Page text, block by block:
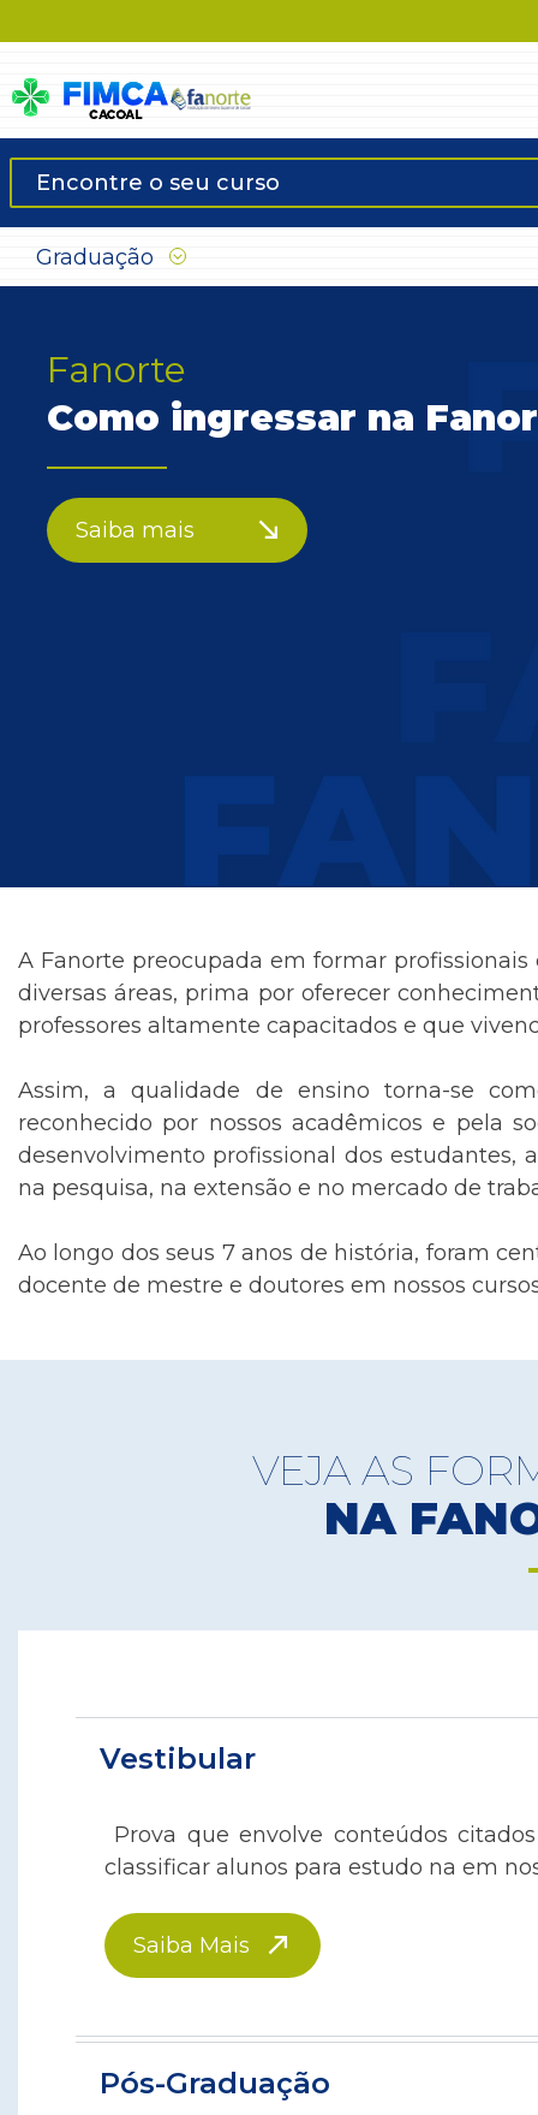
Graduação
Fanorte
Como ingressar na
Saiba mais
A Fanorte preocupada em formar
diversas áreas, prima por oferecer
professores altamente capacitados e que
Assim, a qualidade de ensino torna-se
reconhecido por nossos acadêmicos e pela
desenvolvimento profissional dos estudantes,
na pesquisa, na extensão e no mercado de
Ao longo dos seus 7 anos de história, foram
docente de mestre e doutores em nossos
VEJA AS
NA
Vestibular
Prova que envolve conteúdos
classificar alunos para estudo na em
Saiba Mais
Pós-Graduação